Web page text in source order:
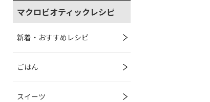
マクロビオティックレシピ
新着・おすすめレシピ
ごはん
スイーツ